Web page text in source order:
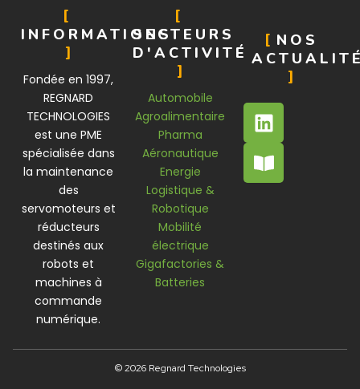
INFORMATIONS
Fondée en 1997,
REGNARD
TECHNOLOGIES
est une PME
spécialisée dans
la maintenance
des
servomoteurs et
réducteurs
destinés aux
robots et
machines à
commande
numérique.
SECTEURS
D'ACTIVITÉ
Automobile
Agroalimentaire
Pharma
Aéronautique
Energie
Logistique &
Robotique
Mobilité
électrique
Gigafactories &
Batteries
NOS
© 2026 Regnard Technologies